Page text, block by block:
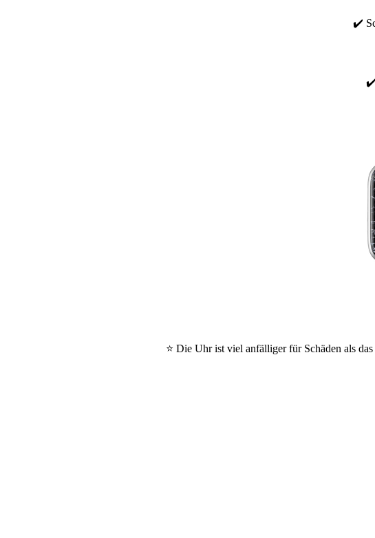
✔️
✔️
⭐ Die Uhr ist viel anfälliger für Schäden als